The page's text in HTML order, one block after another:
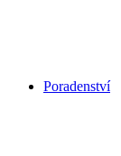
Poradenství